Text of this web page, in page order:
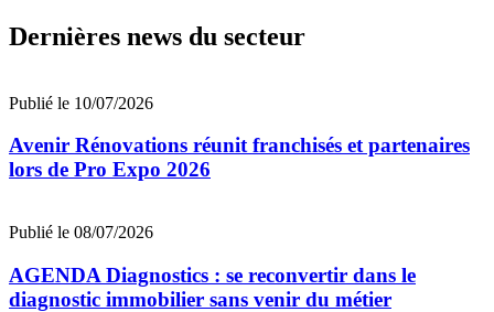
Dernières news du secteur
Publié le 10/07/2026
Avenir Rénovations réunit franchisés et partenaires
lors de Pro Expo 2026
Publié le 08/07/2026
AGENDA Diagnostics : se reconvertir dans le
diagnostic immobilier sans venir du métier